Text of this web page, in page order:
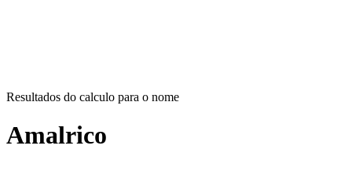
Resultados do calculo para o nome
Amalrico